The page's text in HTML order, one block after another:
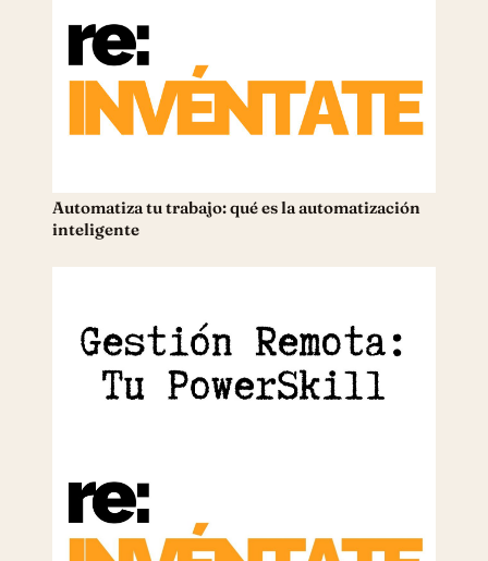
Automatiza tu trabajo: qué es la automatización
inteligente